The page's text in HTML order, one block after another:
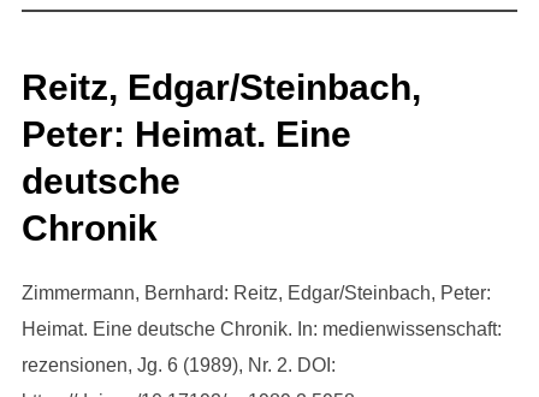
Reitz, Edgar/Steinbach,
Peter: Heimat. Eine
deutsche
Chronik
Zimmermann, Bernhard: Reitz, Edgar/Steinbach, Peter:
Heimat. Eine deutsche Chronik. In: medienwissenschaft:
rezensionen, Jg. 6 (1989), Nr. 2. DOI: